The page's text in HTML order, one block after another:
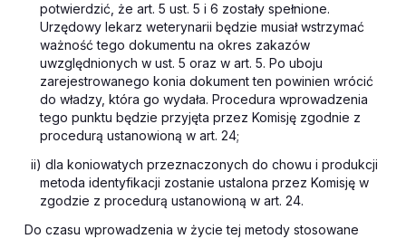
potwierdzić, że art. 5 ust. 5 i 6 zostały spełnione.
Urzędowy lekarz weterynarii będzie musiał wstrzymać
ważność tego dokumentu na okres zakazów
uwzględnionych w ust. 5 oraz w art. 5. Po uboju
zarejestrowanego konia dokument ten powinien wrócić
do władzy, która go wydała. Procedura wprowadzenia
tego punktu będzie przyjęta przez Komisję zgodnie z
procedurą ustanowioną w art. 24;
ii) dla koniowatych przeznaczonych do chowu i produkcji
metoda identyfikacji zostanie ustalona przez Komisję w
zgodzie z procedurą ustanowioną w art. 24.
Do czasu wprowadzenia w życie tej metody stosowane